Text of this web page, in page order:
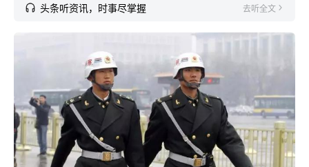
头条听资讯，时事尽掌握 去听全文